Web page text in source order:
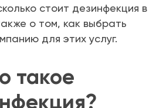
стоит дезинфекция в
о том, как выбрать
для этих услуг.
такое